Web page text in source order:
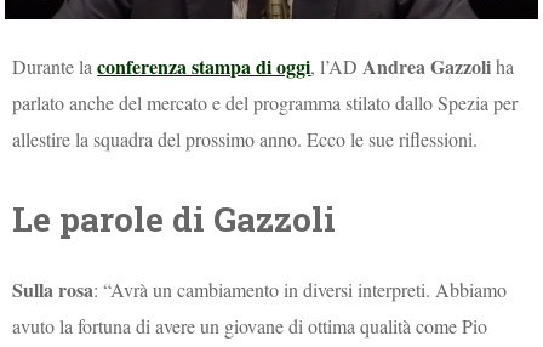
Durante laconferenza stampa di oggi, l’AD Andrea Gazzoliha
parlato anche del mercato e del programma stilato dallo Spezia per
allestire la squadra del prossimo anno. Ecco le sue riflessioni.
Le parole di Gazzoli
Sulla rosa: “Avrà un cambiamento in diversi interpreti. Abbiamo
avuto la fortuna di avere un giovane di ottima qualità come Pio